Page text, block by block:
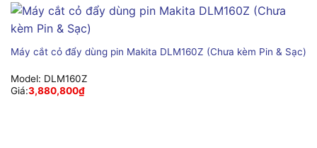
Máy cắt cỏ đẩy dùng pin Makita DLM160Z (Chưa kèm Pin & Sạc)
Model: DLM160Z
Giá:3,880,800₫